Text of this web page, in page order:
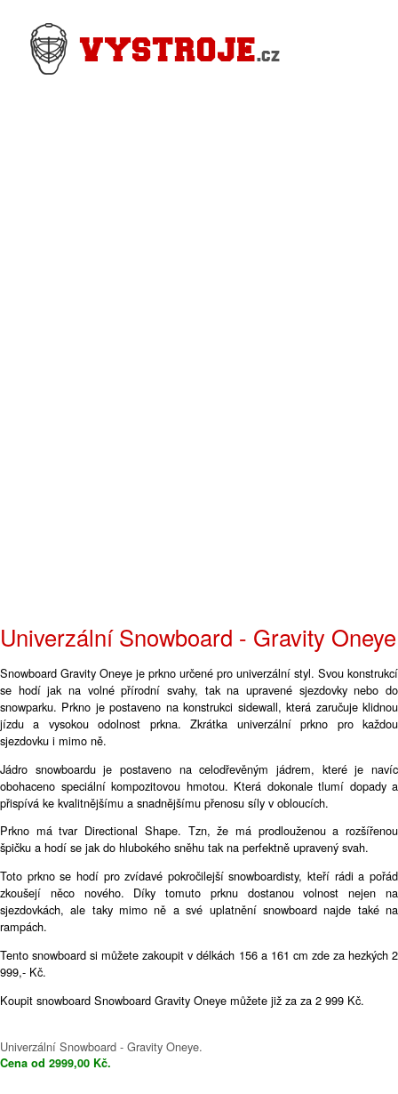
Brankářské
Univerzální Snowboard - Gravity Oneye
Snowboard Gravity Oneye je prkno určené pro univerzální styl. Svou konstrukcí
se hodí jak na volné přírodní svahy, tak na upravené sjezdovky nebo do
snowparku. Prkno je postaveno na konstrukci sidewall, která zaručuje klidnou
jízdu a vysokou odolnost prkna. Zkrátka univerzální prkno pro každou
sjezdovku i mimo ně.
Jádro snowboardu je postaveno na celodřevěným jádrem, které je navíc
obohaceno speciální kompozitovou hmotou. Která dokonale tlumí dopady a
přispívá ke kvalitnějšímu a snadnějšímu přenosu síly v obloucích.
Prkno má tvar Directional Shape. Tzn, že má prodlouženou a rozšířenou
špičku a hodí se jak do hlubokého sněhu tak na perfektně upravený svah.
Toto prkno se hodí pro zvídavé pokročilejší snowboardisty, kteří rádi a pořád
zkoušejí něco nového. Díky tomuto prknu dostanou volnost nejen na
sjezdovkách, ale taky mimo ně a své uplatnění snowboard najde také na
rampách.
Tento snowboard si můžete zakoupit v délkách 156 a 161 cm zde za hezkých 2
999,- Kč.
Koupit snowboard Snowboard Gravity Oneye můžete již za za 2 999 Kč.
Univerzální Snowboard - Gravity Oneye.
Cena od 2999,00 Kč.